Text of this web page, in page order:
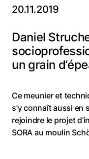
20.11.2019
Daniel
un grain
Ce meunier et
s’y connaît aussi en
rejoindre le projet
SORA au moulin